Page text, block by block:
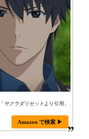
「サクラダリセット より引用」
Amazon で検索 ▶